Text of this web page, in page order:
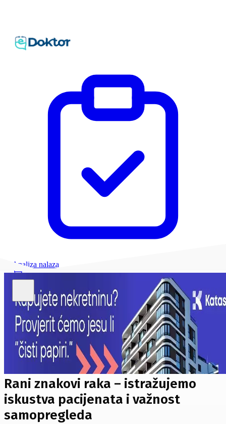
Analiza nalaza
Rani znakovi raka – istražujemo
iskustva pacijenata i važnost
samopregleda